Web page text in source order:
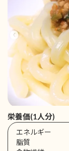
栄養価(1人分)
エネルギー
脂質